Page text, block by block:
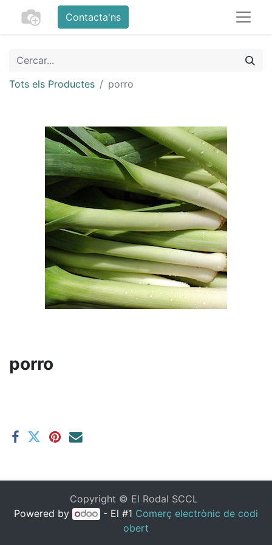
Contacta'ns
Tots els Productes porro
porro
Copyright © El Rodal SCCL
Powered by
- El #1 Comerç electrònic de codi
obert